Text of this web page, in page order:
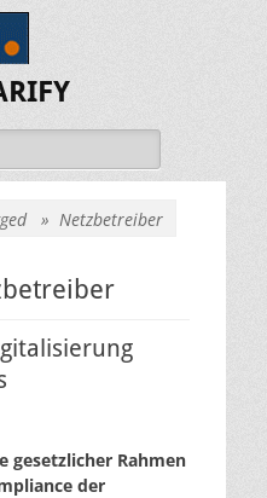
» Netzbetreiber
gesetzlicher Rahmen
der